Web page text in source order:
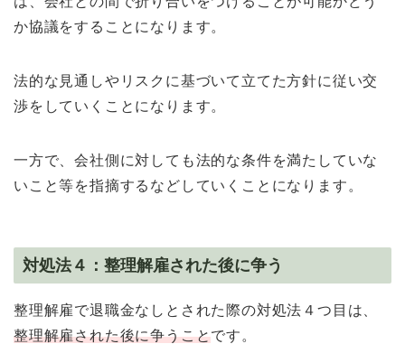
か協議をすることになります。
法的な見通しやリスクに基づいて立てた方針に従い交
渉をしていくことになります。
一方で、会社側に対しても法的な条件を満たしていな
いこと等を指摘するなどしていくことになります。
対処法４：整理解雇された後に争う
整理解雇で退職金なしとされた際の対処法４つ目は、
整理解雇された後に争うことです。